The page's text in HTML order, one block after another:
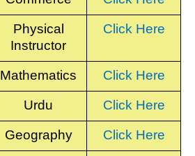
Physical
Instructor
Click Here
Mathematics Click Here
Urdu Click Here
Geography Click Here